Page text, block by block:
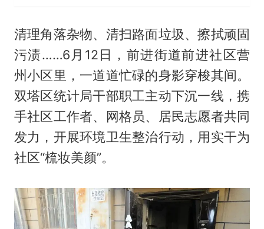
清理角落杂物、清扫路面垃圾、擦拭顽固
污渍……6月12日，前进街道前进社区营
州小区里，一道道忙碌的身影穿梭其间。
双塔区统计局干部职工主动下沉一线，携
手社区工作者、网格员、居民志愿者共同
发力，开展环境卫生整治行动，用实干为
社区“梳妆美颜”。